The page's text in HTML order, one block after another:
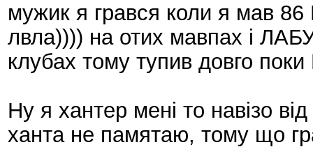
мужик я грався коли я мав 86
лвла)))) на отих мавпах і
клубах тому тупив довго
Ну я хантер мені то навізо
ханта не памятаю, тому що